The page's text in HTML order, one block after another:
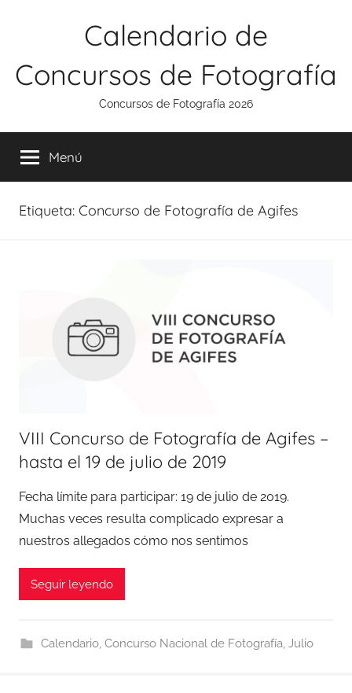
Calendario de
Concursos de Fotografía
Concursos de Fotografía 2026
Menú
Etiqueta: Concurso de Fotografía de Agifes
VIII Concurso de Fotografía de Agifes –
hasta el 19 de julio de 2019
Fecha límite para participar: 19 de julio de 2019.
Muchas veces resulta complicado expresar a
nuestros allegados cómo nos sentimos
Seguir leyendo
Calendario, Concurso Nacional de Fotografía, Julio